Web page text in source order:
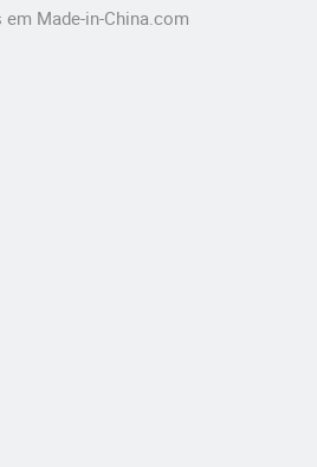
em Made-in-China.com